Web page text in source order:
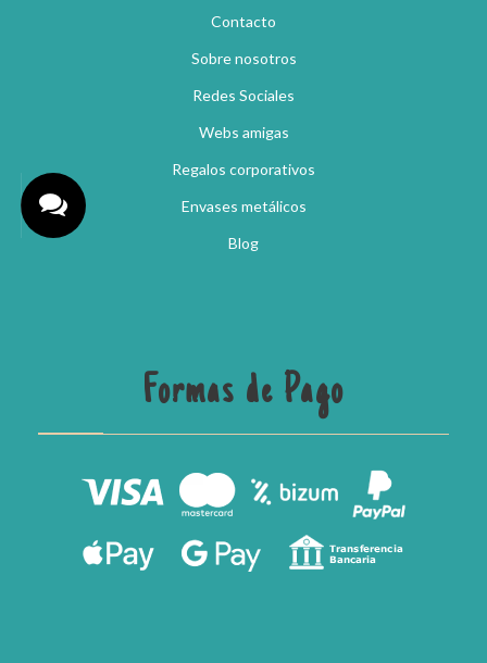
Contacto
Sobre nosotros
Redes Sociales
Webs amigas
Regalos corporativos
Envases metálicos
Blog
Formas de Pago